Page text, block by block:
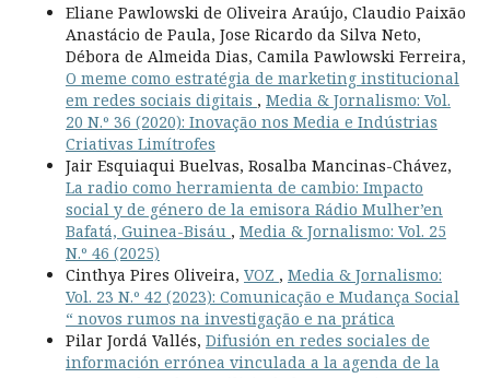
Eliane Pawlowski de Oliveira Araújo, Claudio Paixão
Anastácio de Paula, Jose Ricardo da Silva Neto,
Débora de Almeida Dias, Camila Pawlowski Ferreira,
O meme como estratégia de marketing institucional
em redes sociais digitais , Media & Jornalismo: Vol.
20 N.º 36 (2020): Inovação nos Media e Indústrias
Criativas Limítrofes
Jair Esquiaqui Buelvas, Rosalba Mancinas-Chávez,
La radio como herramienta de cambio: Impacto
social y de género de la emisora Rádio Mulher’en
Bafatá, Guinea-Bisáu , Media & Jornalismo: Vol. 25
N.º 46 (2025)
Cinthya Pires Oliveira, VOZ , Media & Jornalismo:
Vol. 23 N.º 42 (2023): Comunicação e Mudança Social
“ novos rumos na investigação e na prática
Pilar Jordá Vallés, Difusión en redes sociales de
información errónea vinculada a la agenda de la